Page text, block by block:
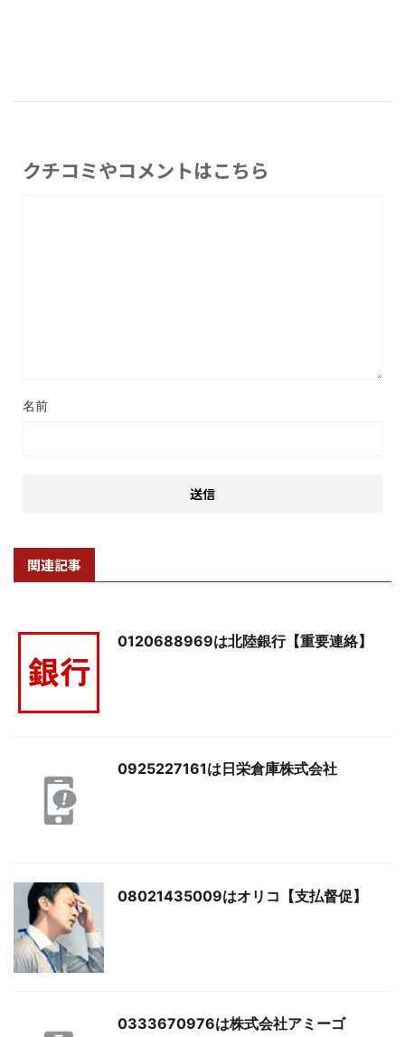
クチコミやコメントはこちら
名前
関連記事
0120688969は北陸銀行【重要連絡】
0925227161は日栄倉庫株式会社
08021435009はオリコ【支払督促】
0333670976は株式会社アミーゴ